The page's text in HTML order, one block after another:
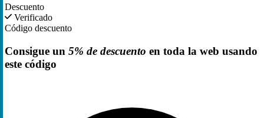
Descuento
Verificado
Código descuento
Consigue un 5% de descuento en toda la web usando
este código